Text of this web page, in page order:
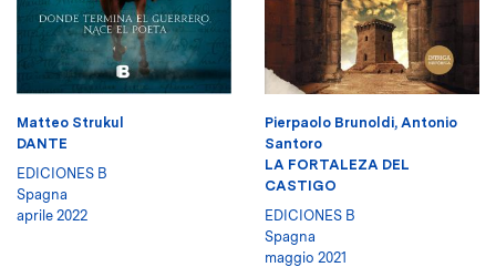
Matteo Strukul
DANTE
EDICIONES B
Spagna
aprile 2022
Pierpaolo Brunoldi, Antonio
Santoro
LA FORTALEZA DEL
CASTIGO
EDICIONES B
Spagna
maggio 2021